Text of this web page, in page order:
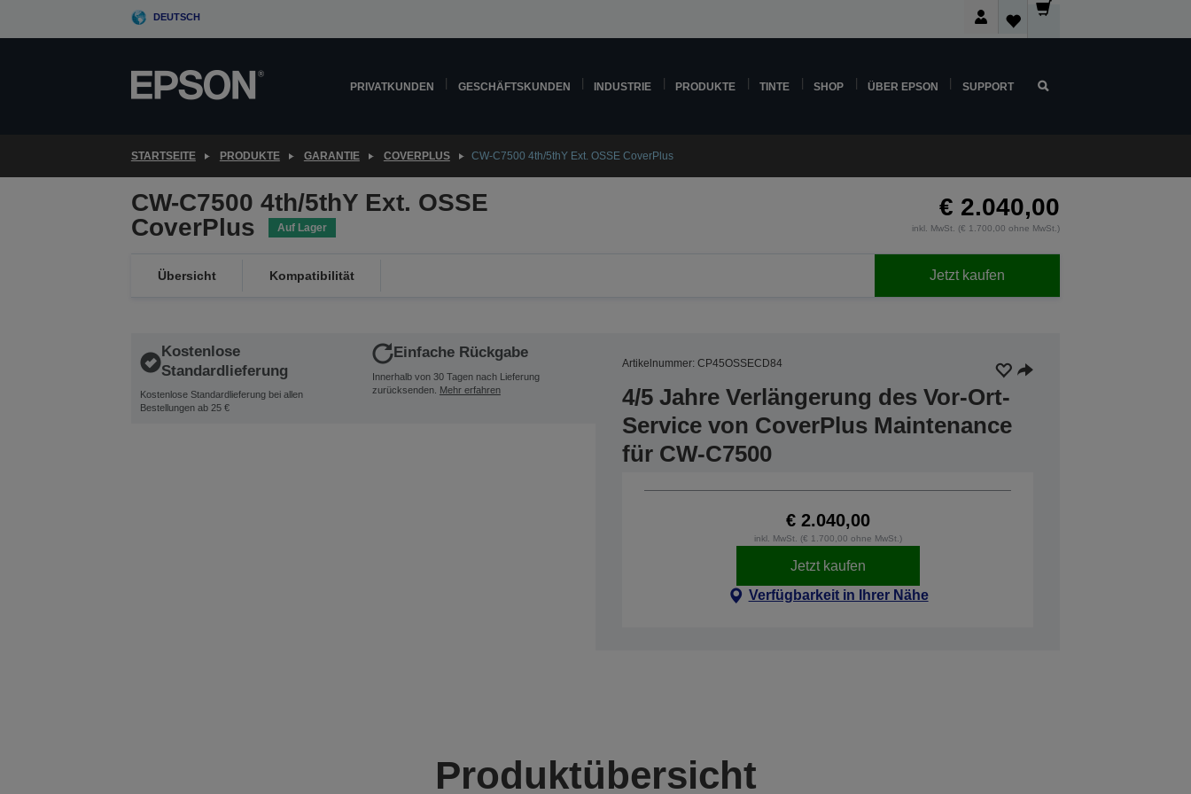
DEUTSCH
PRIVATKUNDEN GESCHÄFTSKUNDEN INDUSTRIE PRODUKTE TINTE SHOP ÜBER EPSON SUPPORT
STARTSEITE PRODUKTE GARANTIE COVERPLUS CW-C7500 4th/5thY Ext. OSSE CoverPlus
CW-C7500 4th/5thY Ext. OSSE
CoverPlus
Auf Lager
€ 2.040,00
inkl. MwSt. (€ 1.700,00 ohne MwSt.)
Übersicht Kompatibilität Jetzt kaufen
Kostenlose
Standardlieferung
Kostenlose Standardlieferung bei allen
Bestellungen ab 25 €
Einfache Rückgabe
Innerhalb von 30 Tagen nach Lieferung
zurücksenden. Mehr erfahren
Artikelnummer: CP45OSSECD84
4/5 Jahre Verlängerung des Vor-Ort-
Service von CoverPlus Maintenance
für CW-C7500
€ 2.040,00
inkl. MwSt. (€ 1.700,00 ohne MwSt.)
Jetzt kaufen
Verfügbarkeit in Ihrer Nähe
Produktübersicht